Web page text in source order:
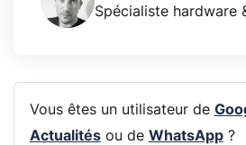
Spécialiste hardware
Vous êtes un utilisateur de
Actualitésou de WhatsApp?